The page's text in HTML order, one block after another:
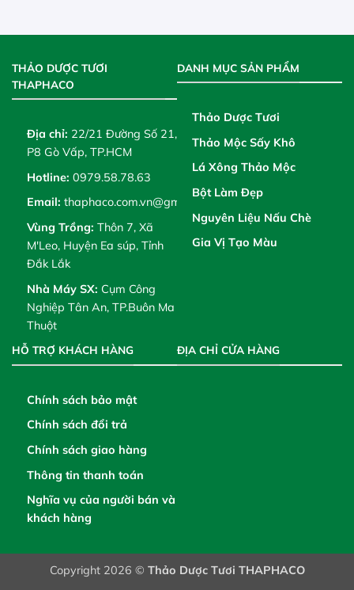
THẢO DƯỢC TƯƠI
THAPHACO
Địa chỉ: 22/21 Đường Số 21,
P8 Gò Vấp, TP.HCM
Hotline: 0979.58.78.63
Email: thaphaco.com.vn@gmail.com
Vùng Trồng: Thôn 7, Xã
M'Leo, Huyện Ea súp, Tỉnh
Đắk Lắk
Nhà Máy SX: Cụm Công
Nghiệp Tân An, TP.Buôn Ma
Thuột
DANH MỤC SẢN PHẨM
Thảo Dược Tươi
Thảo Mộc Sấy Khô
Lá Xông Thảo Mộc
Bột Làm Đẹp
Nguyên Liệu Nấu Chè
Gia Vị Tạo Màu
HỖ TRỢ KHÁCH HÀNG
Chính sách bảo mật
Chính sách đổi trả
Chính sách giao hàng
Thông tin thanh toán
Nghĩa vụ của người bán và
khách hàng
ĐỊA CHỈ CỬA HÀNG
Copyright 2026 © Thảo Dược Tươi THAPHACO